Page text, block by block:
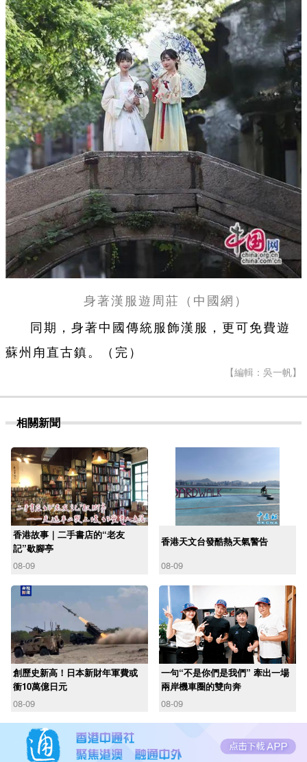
身著漢服遊周莊（中國網）
同期，身著中國傳統服飾漢服，更可免費遊
蘇州甪直古鎮。（完）
【編輯：吳一帆】
相關新聞
香港故事｜二手書店的“老友
記”歇腳亭
08-09
香港天文台發酷熱天氣警告
08-09
創歷史新高！日本新財年軍費或
衝10萬億日元
08-09
一句“不是你們是我們” 牽出一場
兩岸機車圈的雙向奔
08-09